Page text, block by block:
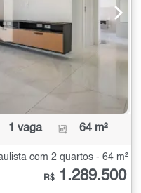
1 vaga 64 m²
com 2 quartos - 64 m²
R$ 1.289.500